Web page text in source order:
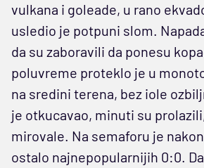
vulkana i goleade, u rano
usledio je potpuni slom.
da su zaboravili da ponesu
poluvreme proteklo je u
na sredini terena, bez iole
je otkucavao, minuti su
mirovale. Na semaforu je
ostalo najnepopularnijih 0:0.